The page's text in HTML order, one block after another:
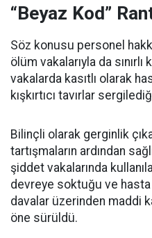
“Beyaz Kod”
Söz konusu personel
ölüm vakalarıyla da
vakalarda kasıtlı olarak
kışkırtıcı tavırlar
Bilinçli olarak gerginlik
tartışmaların ardından
şiddet vakalarında
devreye soktuğu ve hasta
davalar üzerinden maddi
öne sürüldü.